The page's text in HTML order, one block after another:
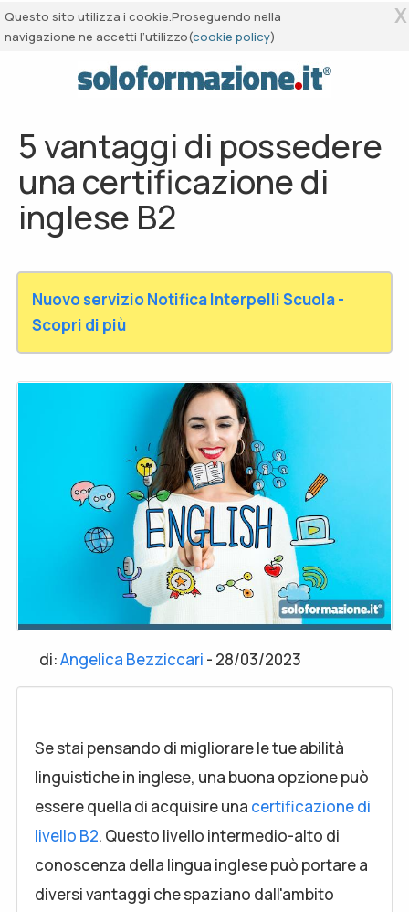
Questo sito utilizza i cookie.Proseguendo nella
navigazione ne accetti l’utilizzo(cookie policy)
X
5 vantaggi di possedere
una certificazione di
inglese B2
Nuovo servizio Notifica Interpelli Scuola -
Scopri di più
di:Angelica Bezziccari - 28/03/2023
Se stai pensando di migliorare le tue abilità
linguistiche in inglese, una buona opzione può
essere quella di acquisire una certificazione di
livello B2. Questo livello intermedio-alto di
conoscenza della lingua inglese può portare a
diversi vantaggi che spaziano dall'ambito